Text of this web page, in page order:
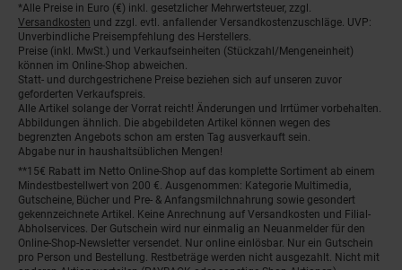
Fußnoten
*Alle Preise in Euro (€) inkl. gesetzlicher Mehrwertsteuer, zzgl.
Versandkosten und zzgl. evtl. anfallender Versandkostenzuschläge. UVP:
Unverbindliche Preisempfehlung des Herstellers.
Preise (inkl. MwSt.) und Verkaufseinheiten (Stückzahl/Mengeneinheit)
können im Online-Shop abweichen.
Statt- und durchgestrichene Preise beziehen sich auf unseren zuvor
geforderten Verkaufspreis.
Alle Artikel solange der Vorrat reicht! Änderungen und Irrtümer vorbehalten.
Abbildungen ähnlich. Die abgebildeten Artikel können wegen des
begrenzten Angebots schon am ersten Tag ausverkauft sein.
Abgabe nur in haushaltsüblichen Mengen!
**15€ Rabatt im Netto Online-Shop auf das komplette Sortiment ab einem
Mindestbestellwert von 200 €. Ausgenommen: Kategorie Multimedia,
Gutscheine, Bücher und Pre- & Anfangsmilchnahrung sowie gesondert
gekennzeichnete Artikel. Keine Anrechnung auf Versandkosten und Filial-
Abholservices. Der Gutschein wird nur einmalig an Neuanmelder für den
Online-Shop-Newsletter versendet. Nur online einlösbar. Nur ein Gutschein
pro Person und Bestellung. Restbeträge werden nicht ausgezahlt. Nicht mit